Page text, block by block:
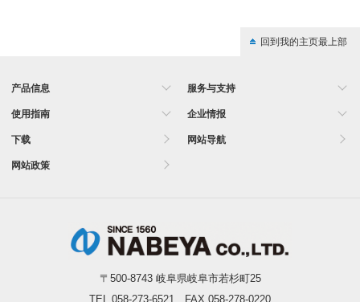
回到我的主页最上部
产品信息 服务与支持
使用指南 企业情报
下载 网站导航
网站政策
〒500-8743 岐阜県岐阜市若杉町25
TEL.058-273-6521 FAX.058-278-0220